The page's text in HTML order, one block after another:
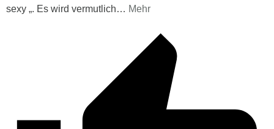
sexy „. Es wird vermutlich… Mehr